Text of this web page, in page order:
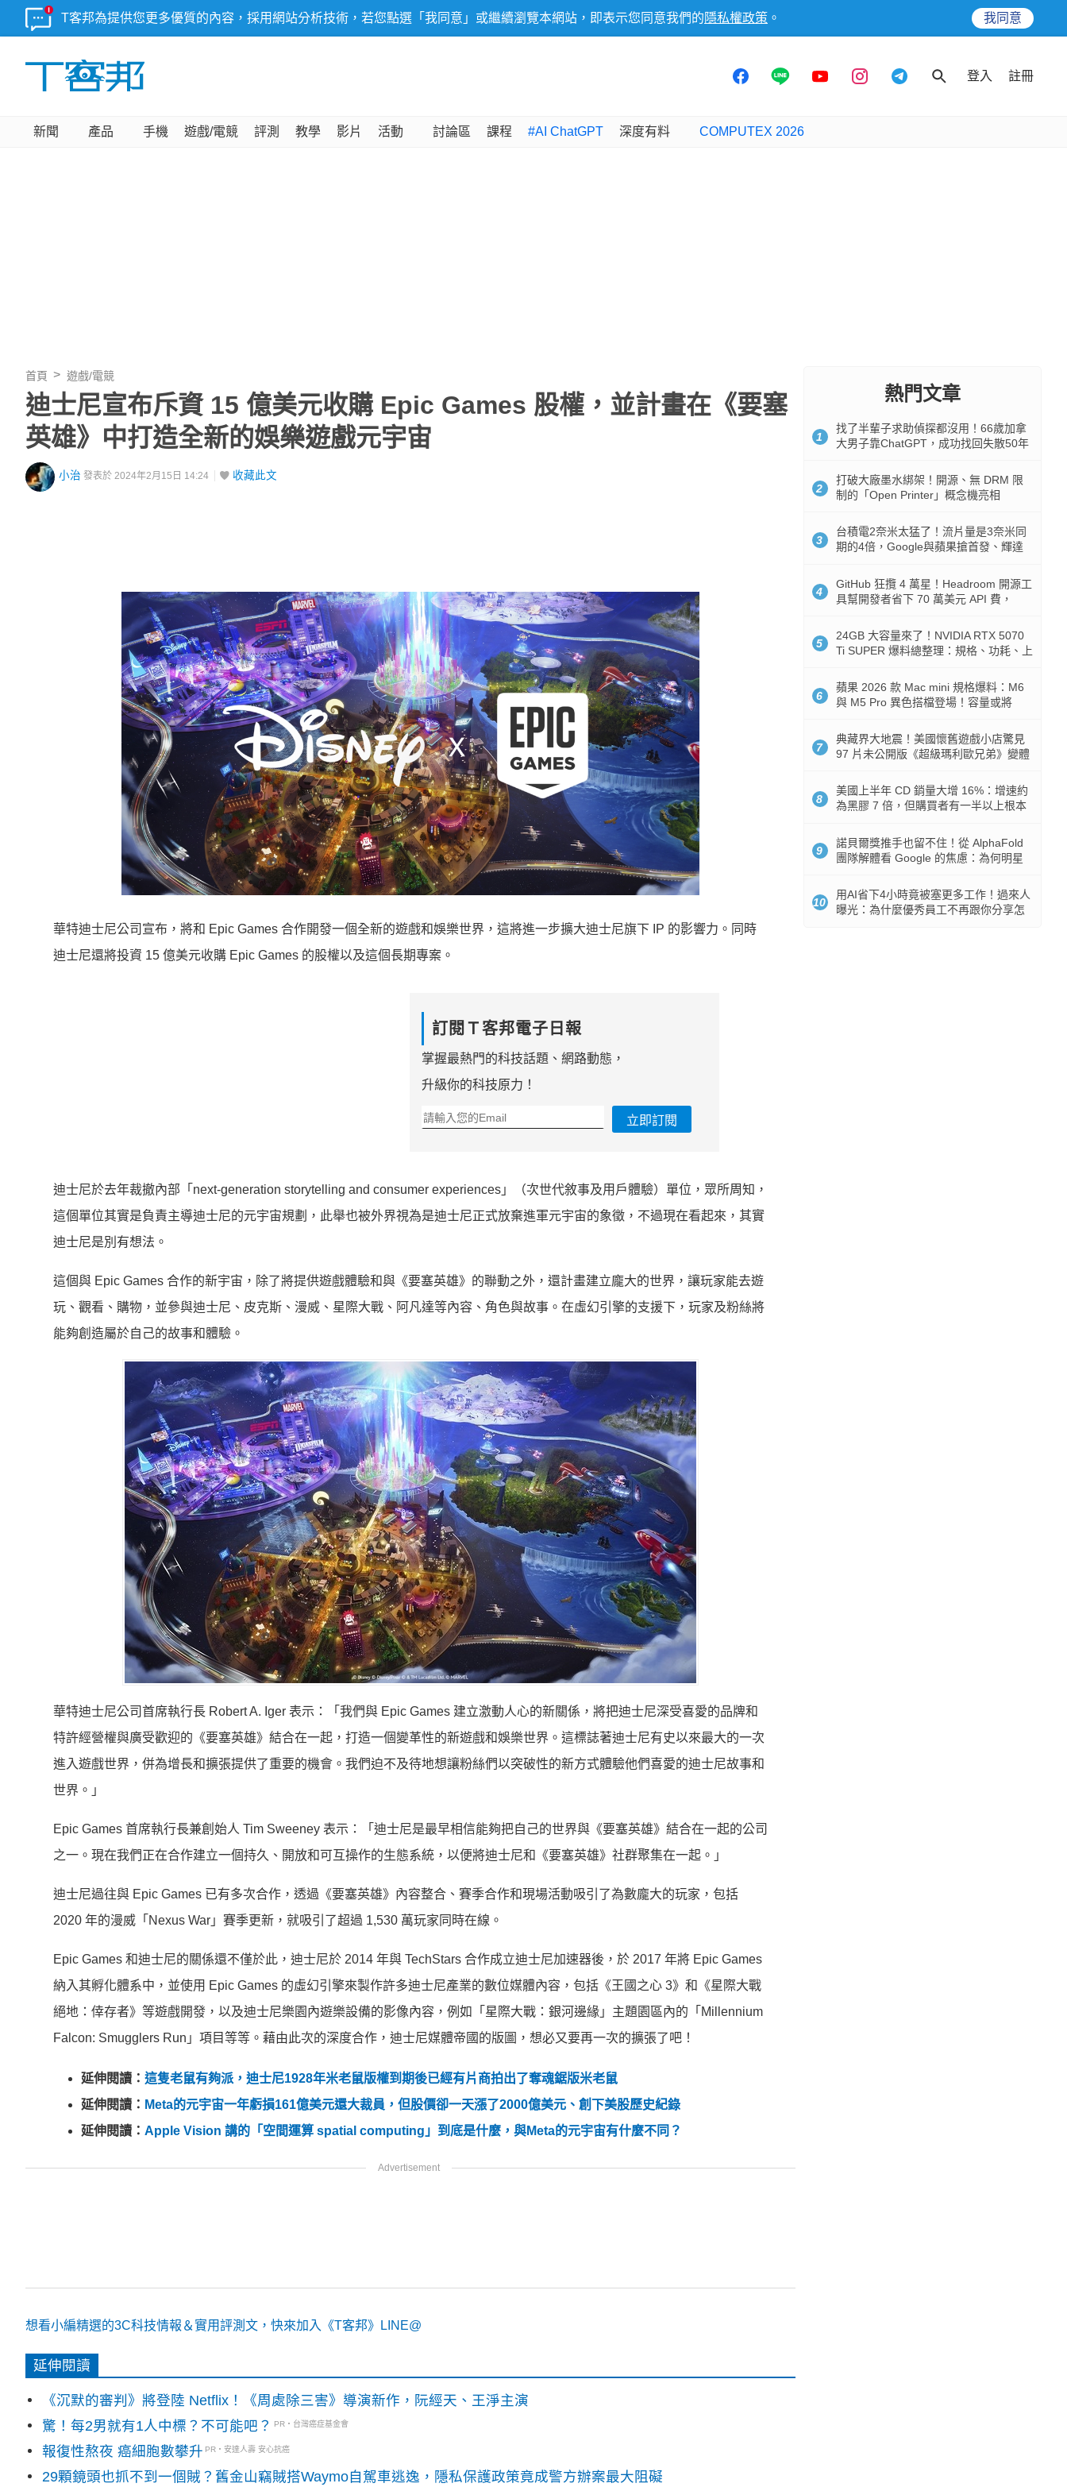
T客邦為提供您更多優質的內容，採用網站分析技術，若您點選「我同意」或繼續瀏覽本網站，即表示您同意我們的 隱私權政策 。 我同意
登入 註冊
新聞 產品 手機 遊戲/電競 評測 教學 影片 活動 討論區 課程 #AI ChatGPT 深度有料 COMPUTEX 2026
首頁 遊戲/電競
迪士尼宣布斥資 15 億美元收購 Epic Games 股權，並計畫在《要塞
英雄》中打造全新的娛樂遊戲元宇宙
小治 發表於 2024年2月15日 14:24 收藏此文
華特迪士尼公司宣布，將和 Epic Games 合作開發一個全新的遊戲和娛樂世界，這將進一步擴大迪士尼旗下 IP 的影響力。同時
迪士尼還將投資 15 億美元收購 Epic Games 的股權以及這個長期專案。
訂閱Ｔ客邦電子日報
掌握最熱門的科技話題、網路動態，
升級你的科技原力！
立即訂閱
迪士尼於去年裁撤內部「next-generation storytelling and consumer experiences」（次世代敘事及用戶體驗）單位，眾所周知，
這個單位其實是負責主導迪士尼的元宇宙規劃，此舉也被外界視為是迪士尼正式放棄進軍元宇宙的象徵，不過現在看起來，其實
迪士尼是別有想法。
這個與 Epic Games 合作的新宇宙，除了將提供遊戲體驗和與《要塞英雄》的聯動之外，還計畫建立龐大的世界，讓玩家能去遊
玩、觀看、購物，並參與迪士尼、皮克斯、漫威、星際大戰、阿凡達等內容、角色與故事。在虛幻引擎的支援下，玩家及粉絲將
能夠創造屬於自己的故事和體驗。
華特迪士尼公司首席執行長 Robert A. Iger 表示：「我們與 Epic Games 建立激動人心的新關係，將把迪士尼深受喜愛的品牌和
特許經營權與廣受歡迎的《要塞英雄》結合在一起，打造一個變革性的新遊戲和娛樂世界。這標誌著迪士尼有史以來最大的一次
進入遊戲世界，併為增長和擴張提供了重要的機會。我們迫不及待地想讓粉絲們以突破性的新方式體驗他們喜愛的迪士尼故事和
世界。」
Epic Games 首席執行長兼創始人 Tim Sweeney 表示：「迪士尼是最早相信能夠把自己的世界與《要塞英雄》結合在一起的公司
之一。現在我們正在合作建立一個持久、開放和可互操作的生態系統，以便將迪士尼和《要塞英雄》社群聚集在一起。」
迪士尼過往與 Epic Games 已有多次合作，透過《要塞英雄》內容整合、賽季合作和現場活動吸引了為數龐大的玩家，包括
2020 年的漫威「Nexus War」賽季更新，就吸引了超過 1,530 萬玩家同時在線。
Epic Games 和迪士尼的關係還不僅於此，迪士尼於 2014 年與 TechStars 合作成立迪士尼加速器後，於 2017 年將 Epic Games
納入其孵化體系中，並使用 Epic Games 的虛幻引擎來製作許多迪士尼產業的數位媒體內容，包括《王國之心 3》和《星際大戰
絕地：倖存者》等遊戲開發，以及迪士尼樂園內遊樂設備的影像內容，例如「星際大戰：銀河邊緣」主題園區內的「Millennium
Falcon: Smugglers Run」項目等等。藉由此次的深度合作，迪士尼媒體帝國的版圖，想必又要再一次的擴張了吧！
延伸閱讀： 這隻老鼠有夠派，迪士尼1928年米老鼠版權到期後已經有片商拍出了奪魂鋸版米老鼠
延伸閱讀： Meta的元宇宙一年虧損161億美元還大裁員，但股價卻一天漲了2000億美元、創下美股歷史紀錄
延伸閱讀： Apple Vision 講的「空間運算 spatial computing」到底是什麼，與Meta的元宇宙有什麼不同？
想看小編精選的3C科技情報＆實用評測文，快來加入《T客邦》LINE@
延伸閱讀
《沉默的審判》將登陸 Netflix！《周處除三害》導演新作，阮經天、王淨主演
驚！每2男就有1人中標？不可能吧？
PR・台灣癌症基金會
報復性熬夜 癌細胞數攀升 PR・安達人壽 安心抗癌
29顆鏡頭也抓不到一個賊？舊金山竊賊搭Waymo自駕車逃逸，隱私保護政策竟成警方辦案最大阻礙
熱門文章
1
找了半輩子求助偵探都沒用！66歲加拿
大男子靠ChatGPT，成功找回失散50年
2
打破大廠墨水綁架！開源、無 DRM 限
制的「Open Printer」概念機亮相
3
台積電2奈米太猛了！流片量是3奈米同
期的4倍，Google與蘋果搶首發、輝達
4
GitHub 狂攬 4 萬星！Headroom 開源工
具幫開發者省下 70 萬美元 API 費，
5
24GB 大容量來了！NVIDIA RTX 5070
Ti SUPER 爆料總整理：規格、功耗、上
6
蘋果 2026 款 Mac mini 規格爆料：M6
與 M5 Pro 異色搭檔登場！容量或將
7
典藏界大地震！美國懷舊遊戲小店驚見
97 片未公開版《超級瑪利歐兄弟》變體
8
美國上半年 CD 銷量大增 16%：增速約
為黑膠 7 倍，但購買者有一半以上根本
9
諾貝爾獎推手也留不住！從 AlphaFold
團隊解體看 Google 的焦慮：為何明星
10
用AI省下4小時竟被塞更多工作！過來人
曝光：為什麼優秀員工不再跟你分享怎